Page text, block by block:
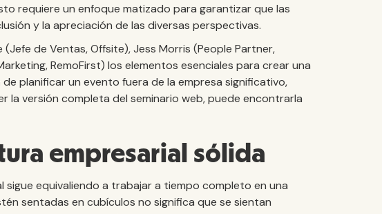
requiere un enfoque matizado para garantizar que las
y la apreciación de las diversas perspectivas.
de Ventas, Offsite), Jess Morris (People Partner,
RemoFirst) los elementos esenciales para crear una
planificar un evento fuera de la empresa significativo,
la versión completa del seminario web, puede encontrarla
empresarial sólida
sigue equivaliendo a trabajar a tiempo completo en una
sentadas en cubículos no significa que se sientan